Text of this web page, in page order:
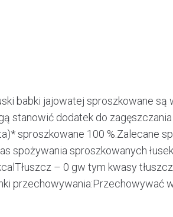
babki jajowatej sproszkowane
stanowić dodatek do
sproszkowane 100 %.Zalecane
spożywania sproszkowanych
– 0 gw tym kwasy
przechowywania:Przechowywać